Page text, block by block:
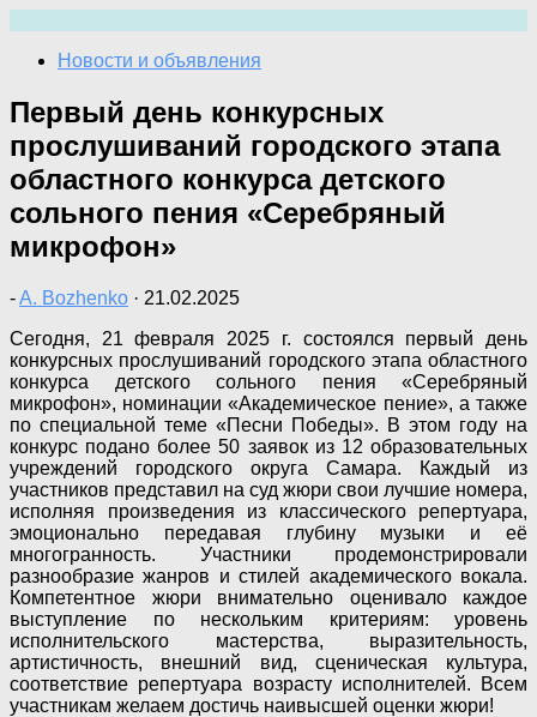
содержимому
Новости и объявления
Первый день конкурсных
прослушиваний городского этапа
областного конкурса детского
сольного пения «Серебряный
микрофон»
-A. Bozhenko · 21.02.2025
Сегодня, 21 февраля 2025 г. состоялся первый день
конкурсных прослушиваний городского этапа областного
конкурса детского сольного пения «Серебряный
микрофон», номинации «Академическое пение», а также
по специальной теме «Песни Победы». В этом году на
конкурс подано более 50 заявок из 12 образовательных
учреждений городского округа Самара. Каждый из
участников представил на суд жюри свои лучшие номера,
исполняя произведения из классического репертуара,
эмоционально передавая глубину музыки и её
многогранность. Участники продемонстрировали
разнообразие жанров и стилей академического вокала.
Компетентное жюри внимательно оценивало каждое
выступление по нескольким критериям: уровень
исполнительского мастерства, выразительность,
артистичность, внешний вид, сценическая культура,
соответствие репертуара возрасту исполнителей. Всем
участникам желаем достичь наивысшей оценки жюри!